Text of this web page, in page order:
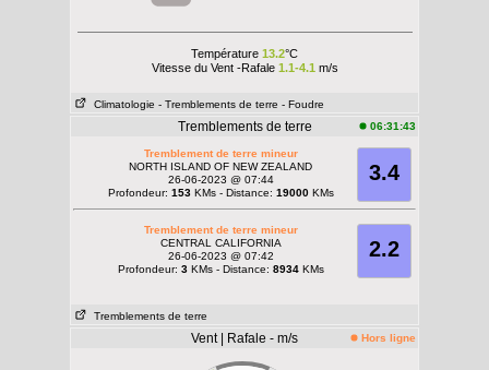
Température 13.2°C
Vitesse du Vent -Rafale 1.1-4.1 m/s
Climatologie - Tremblements de terre - Foudre
Tremblements de terre 06:31:43
3.4
Tremblement de terre mineur
NORTH ISLAND OF NEW ZEALAND
26-06-2023 @ 07:44
Profondeur: 153KMs - Distance: 19000KMs
2.2
Tremblement de terre mineur
CENTRAL CALIFORNIA
26-06-2023 @ 07:42
Profondeur: 3KMs - Distance: 8934KMs
Tremblements de terre
Vent | Rafale - m/s Hors ligne